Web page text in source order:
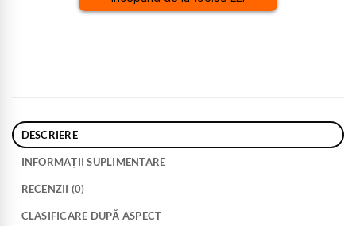
DESCRIERE
INFORMAȚII SUPLIMENTARE
RECENZII (0)
CLASIFICARE DUPĂ ASPECT